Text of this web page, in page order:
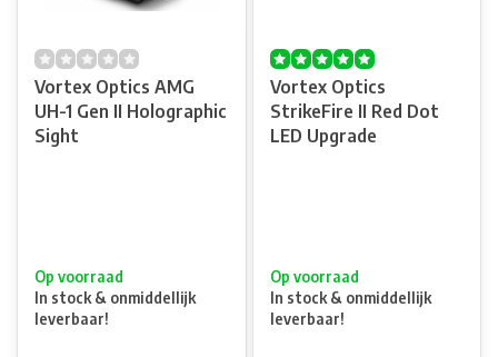
Vortex Optics AMG
UH-1 Gen II Holographic
Sight
Op voorraad
In stock & onmiddellijk
leverbaar!
Vortex Optics
StrikeFire II Red Dot
LED Upgrade
Op voorraad
In stock & onmiddellijk
leverbaar!